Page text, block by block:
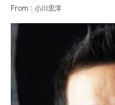
From：小川忠洋